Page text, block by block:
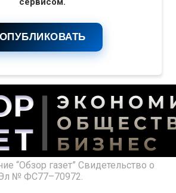
ОПУБЛИКОВАТЬ
“Обзор газет” Свидетельство о
№ ФС77–70972.